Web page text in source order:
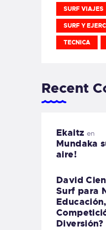
SURF VIAJES
SURF Y
TECNICA
Recent
Ekaitz en
Mundaka
aire!
David
Surf para
Educación,
Diversión?